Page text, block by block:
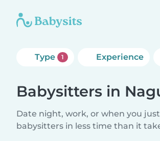
Type 1 Experience
Babysitters in
Date night, work, or when you
babysitters in less time than it